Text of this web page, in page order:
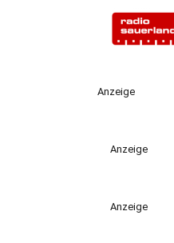
Anzeige
Anzeige
Anzeige